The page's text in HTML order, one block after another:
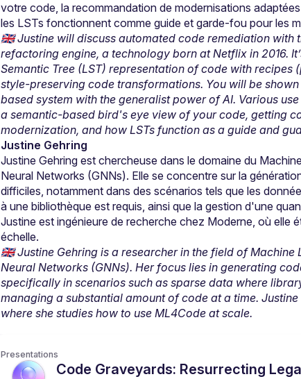
votre code, la recommandation de modernisations
🇬🇧 Justine will discuss automated code remediation with
refactoring engine, a technology born at Netflix in 2016.
Semantic Tree (LST) representation of code with recipes
style-preserving code transformations. You will be
based system with the generalist power of AI. Various
a semantic-based bird's eye view of your code, getting
modernization, and how LSTs function as a guide and
Justine Gehring
Justine Gehring est chercheuse dans le domaine du
Neural Networks (GNNs). Elle se concentre sur la
difficiles, notamment dans des scénarios tels que les
à une bibliothèque est requis, ainsi que la gestion d'une
Justine est ingénieure de recherche chez Moderne, où elle
échelle.
🇬🇧 Justine Gehring is a researcher in the field of
Neural Networks (GNNs). Her focus lies in generating
specifically in scenarios such as sparse data where
managing a substantial amount of code at a time.
where she studies how to use ML4Code at scale.
Presentations
Code Graveyards: Resurrecting